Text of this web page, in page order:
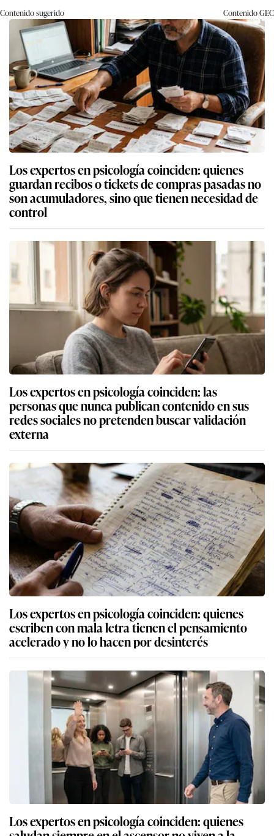
Contenido sugerido ContenidoGEC
Los expertos en psicología coinciden: quienes
guardan recibos o tickets de compras pasadas no
son acumuladores, sino que tienen necesidad de
control
Los expertos en psicología coinciden: las
personas que nunca publican contenido en sus
redes sociales no pretenden buscar validación
externa
Los expertos en psicología coinciden: quienes
escriben con mala letra tienen el pensamiento
acelerado y no lo hacen por desinterés
Los expertos en psicología coinciden: quienes